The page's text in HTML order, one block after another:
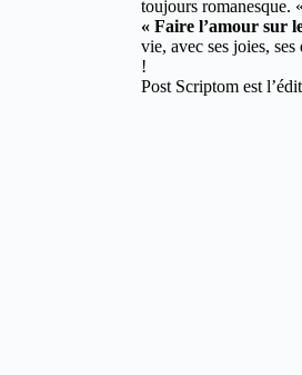
toujours romanesque.
« Faire l’amour sur
vie, avec ses joies,
!
Post Scriptom est